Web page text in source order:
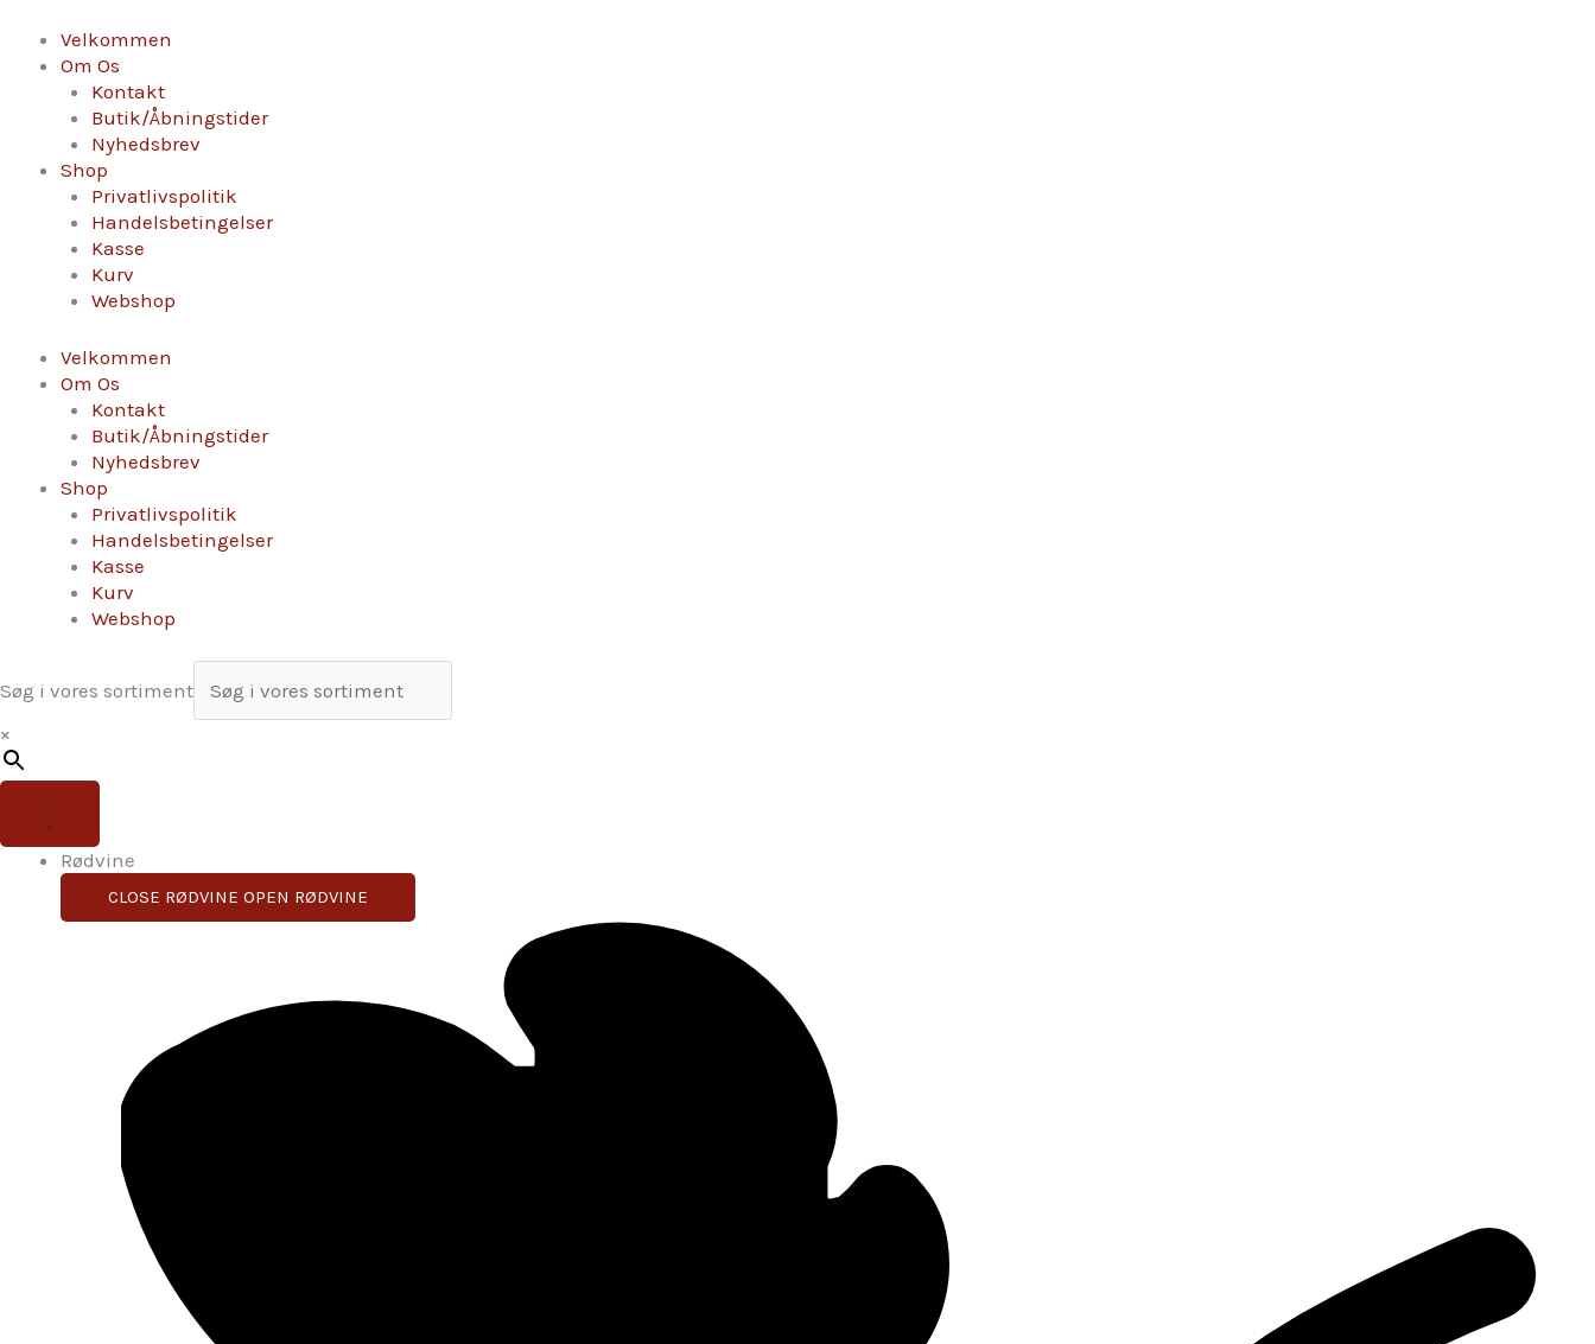
indholdet
Velkommen
Om Os
Kontakt
Butik/Åbningstider
Nyhedsbrev
Shop
Privatlivspolitik
Handelsbetingelser
Kasse
Kurv
Webshop
Velkommen
Om Os
Kontakt
Butik/Åbningstider
Nyhedsbrev
Shop
Privatlivspolitik
Handelsbetingelser
Kasse
Kurv
Webshop
Søg i vores sortiment
×
Rødvine
CLOSE RØDVINE OPEN RØDVINE
rosée